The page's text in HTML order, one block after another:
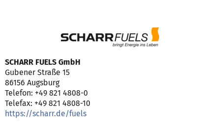
SCHARR FUELS GmbH
Gubener Straße 15
86156 Augsburg
Telefon: +49 821 4808-0
Telefax: +49 821 4808-10
https://scharr.de/fuels